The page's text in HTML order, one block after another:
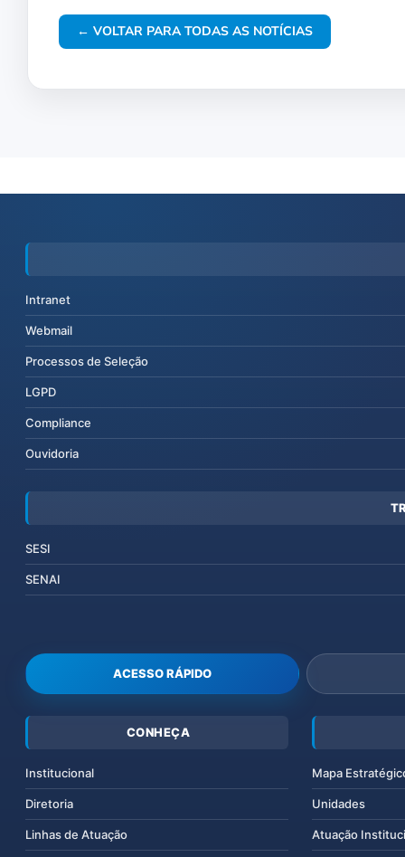
← VOLTAR PARA TODAS AS NOTÍCIAS
Intranet
Webmail
Processos de Seleção
LGPD
Compliance
Ouvidoria
SESI
SENAI
ACESSO RÁPIDO
CONHEÇA
Institucional
Diretoria
Linhas de Atuação
Mapa
Unidades
Atuação